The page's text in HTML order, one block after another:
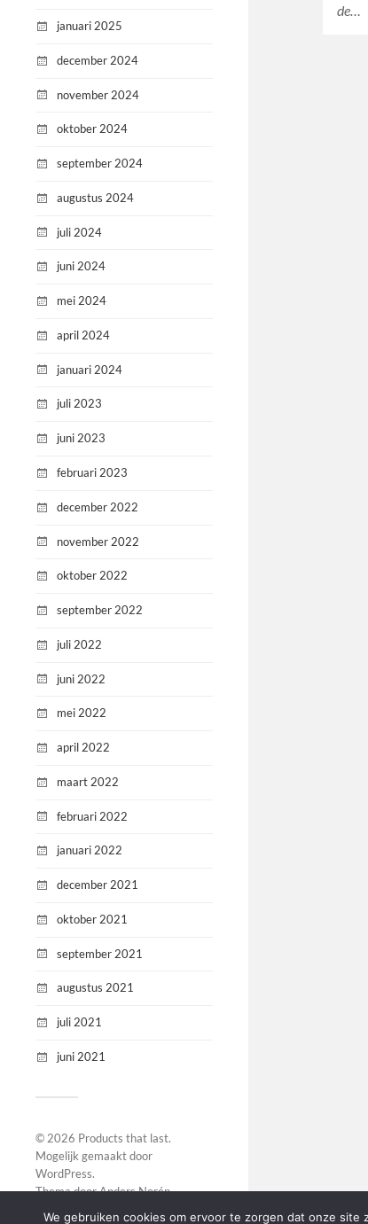
januari 2025
december 2024
november 2024
oktober 2024
september 2024
augustus 2024
juli 2024
juni 2024
mei 2024
april 2024
januari 2024
juli 2023
juni 2023
februari 2023
december 2022
november 2022
oktober 2022
september 2022
juli 2022
juni 2022
mei 2022
april 2022
maart 2022
februari 2022
januari 2022
december 2021
oktober 2021
september 2021
augustus 2021
juli 2021
juni 2021
© 2026 Products that last.
Mogelijk gemaakt door
WordPress.
Thema doorAnders Norén.
de…
We gebruiken cookies om ervoor te zorgen dat onze